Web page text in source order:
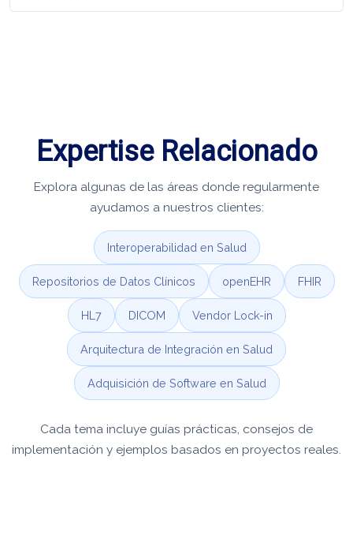
Expertise Relacionado
Explora algunas de las áreas donde regularmente
ayudamos a nuestros clientes:
Interoperabilidad en Salud
Repositorios de Datos Clínicos openEHR FHIR
HL7 DICOM Vendor Lock-in
Arquitectura de Integración en Salud
Adquisición de Software en Salud
Cada tema incluye guías prácticas, consejos de
implementación y ejemplos basados en proyectos reales.